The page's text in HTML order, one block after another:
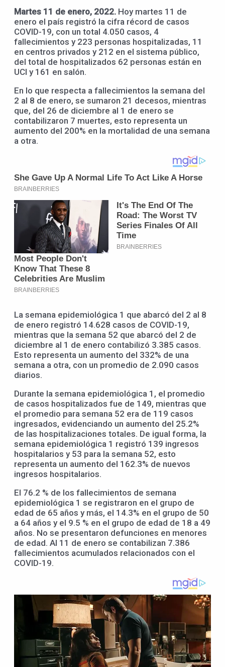
Martes 11 de enero, 2022. Hoy martes 11 de
enero el país registró la cifra récord de casos
COVID-19, con un total 4.050 casos, 4
fallecimientos y 223 personas hospitalizadas, 11
en centros privados y 212 en el sistema público,
del total de hospitalizados 62 personas están en
UCI y 161 en salón.
En lo que respecta a fallecimientos la semana del
2 al 8 de enero, se sumaron 21 decesos, mientras
que, del 26 de diciembre al 1 de enero se
contabilizaron 7 muertes, esto representa un
aumento del 200% en la mortalidad de una semana
a otra.
La semana epidemiológica 1 que abarcó del 2 al 8
de enero registró 14.628 casos de COVID-19,
mientras que la semana 52 que abarcó del 2 de
diciembre al 1 de enero contabilizó 3.385 casos.
Esto representa un aumento del 332% de una
semana a otra, con un promedio de 2.090 casos
diarios.
Durante la semana epidemiológica 1, el promedio
de casos hospitalizados fue de 149, mientras que
el promedio para semana 52 era de 119 casos
ingresados, evidenciando un aumento del 25.2%
de las hospitalizaciones totales. De igual forma, la
semana epidemiológica 1 registró 139 ingresos
hospitalarios y 53 para la semana 52, esto
representa un aumento del 162.3% de nuevos
ingresos hospitalarios.
El 76.2 % de los fallecimientos de semana
epidemiológica 1 se registraron en el grupo de
edad de 65 años y más, el 14.3% en el grupo de 50
a 64 años y el 9.5 % en el grupo de edad de 18 a 49
años. No se presentaron defunciones en menores
de edad. Al 11 de enero se contabilizan 7.386
fallecimientos acumulados relacionados con el
COVID-19.